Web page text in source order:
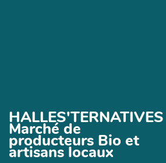
HALLES'TERNATIVES
Marché de
producteurs Bio et
artisans locaux